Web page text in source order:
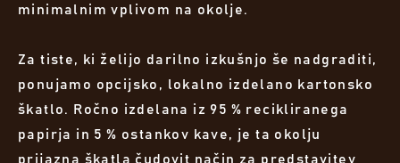
minimalnim vplivom na okolje.
Za tiste, ki želijo darilno izkušnjo še nadgraditi,
ponujamo opcijsko, lokalno izdelano kartonsko
škatlo. Ročno izdelana iz 95 % recikliranega
papirja in 5 % ostankov kave, je ta okolju
prijazna škatla čudovit način za predstavitev